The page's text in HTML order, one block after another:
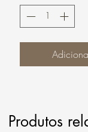
Produtos